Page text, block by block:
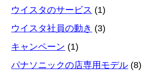
ウイスタのサービス (1)
ウイスタ社員の動き (3)
キャンペーン (1)
パナソニックの店専用モデル (8)